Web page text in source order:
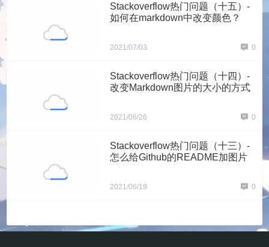
Stackoverflow热门问题（十五）-
如何在markdown中改变颜色？
2021/07/03 0
Stackoverflow热门问题（十四）-
改变Markdown图片的大小的方式
2021/06/26 0
Stackoverflow热门问题（十三）-
怎么给Github的README加图片
2021/06/19 0